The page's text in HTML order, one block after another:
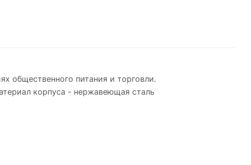
общественного питания и торговли.
корпуса - нержавеющая сталь